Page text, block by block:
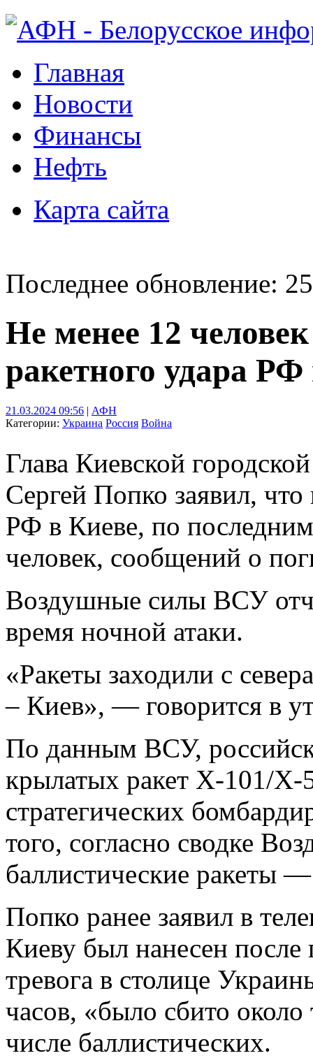
Главная
Новости
Финансы
Нефть
Карта сайта
Последнее обновление:
Не менее 12
ракетного удара
21.03.2024 09:56 | АФН
Категории: Украина Россия Война
Глава Киевской
Сергей Попко заявил, что
РФ в Киеве, по
человек, сообщений о
Воздушные силы ВСУ
время ночной атаки.
«Ракеты заходили с
– Киев», — говорится в
По данным ВСУ,
крылатых ракет Х-101/Х-
стратегических
того, согласно сводке
баллистические ракеты
Попко ранее заявил в
Киеву был нанесен
тревога в столице
часов, «было сбито около
числе баллистических.